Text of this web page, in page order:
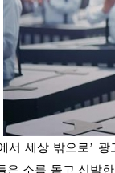
서 세상 밖으로’
은 소름 돋고 신박